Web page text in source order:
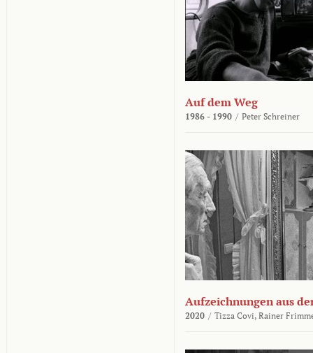
Auf dem Weg
1986 - 1990 / Peter Schreiner
Aufzeichnungen aus
2020 / Tizza Covi, Rainer